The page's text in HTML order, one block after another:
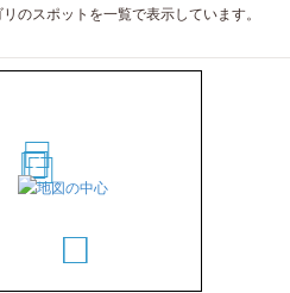
のスポットを一覧で表示しています。
12
3
4